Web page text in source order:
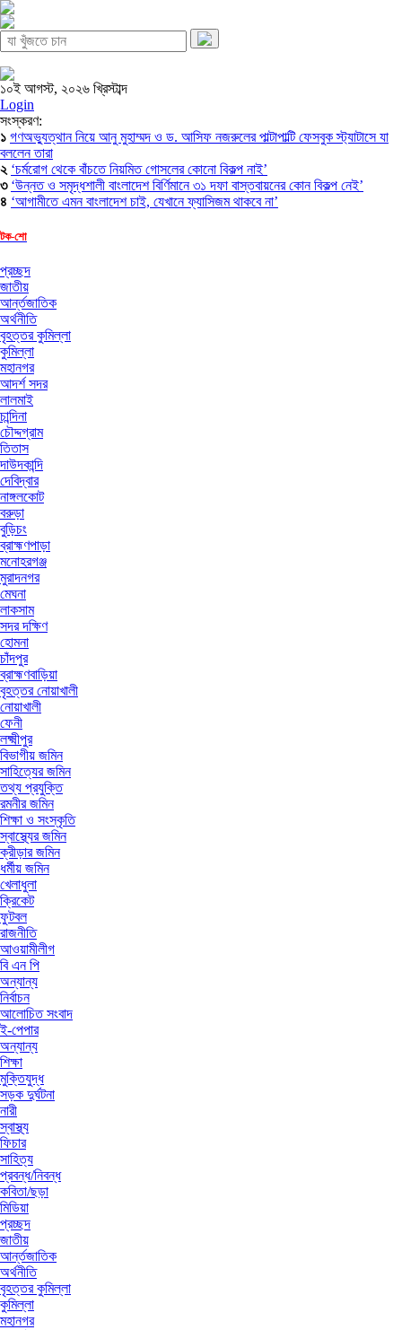
১০ই আগস্ট, ২০২৬ খ্রিস্টাব্দ
Login
সংস্করণ:
১ গণঅভ্যুত্থান নিয়ে আনু মুহাম্মদ ও ড. আসিফ নজরুলের পাল্টাপাল্টি ফেসবুক স্ট্যাটাসে যা
বললেন তারা
২ ‘চর্মরোগ থেকে বাঁচতে নিয়মিত গোসলের কোনো বিকল্প নাই’
৩ ‘উন্নত ও সমৃদ্ধশালী বাংলাদেশ বির্ণিমানে ৩১ দফা বাস্তবায়নের কোন বিকল্প নেই’
৪ ‘আগামীতে এমন বাংলাদেশ চাই, যেখানে ফ্যাসিজম থাকবে না’
টক-শো
প্রচ্ছদ
জাতীয়
আর্ন্তজাতিক
অর্থনীতি
বৃহত্তর কুমিল্লা
কুমিল্লা
মহানগর
আদর্শ সদর
লালমাই
চান্দিনা
চৌদ্দগ্রাম
তিতাস
দাউদকান্দি
দেবিদ্বার
নাঙ্গলকোট
বরুড়া
বুড়িচং
ব্রাহ্মণপাড়া
মনোহরগঞ্জ
মুরাদনগর
মেঘনা
লাকসাম
সদর দক্ষিণ
হোমনা
চাঁদপুর
ব্রাহ্মণবাড়িয়া
বৃহত্তর নোয়াখালী
নোয়াখালী
ফেনী
লক্ষ্মীপুর
বিভাগীয় জমিন
সাহিত্যের জমিন
তথ্য প্রযুক্তি
রমনীর জমিন
শিক্ষা ও সংস্কৃতি
স্বাস্থ্যের জমিন
ক্রীড়ার জমিন
ধর্মীয় জমিন
খেলাধুলা
ক্রিকেট
ফুটবল
রাজনীতি
আওয়ামীলীগ
বি এন পি
অন্যান্য
নির্বাচন
আলোচিত সংবাদ
ই-পেপার
অন্যান্য
শিক্ষা
মুক্তিযুদ্ধ
সড়ক দুর্ঘটনা
নারী
স্বাস্থ্য
ফিচার
সাহিত্য
প্রবন্ধ/নিবন্ধ
কবিতা/ছড়া
মিডিয়া
প্রচ্ছদ
জাতীয়
আর্ন্তজাতিক
অর্থনীতি
বৃহত্তর কুমিল্লা
কুমিল্লা
মহানগর